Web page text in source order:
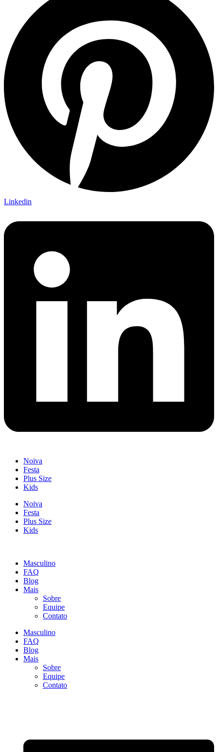
Linkedin
Noiva
Festa
Plus Size
Kids
Noiva
Festa
Plus Size
Kids
Masculino
FAQ
Blog
Mais
Sobre
Equipe
Contato
Masculino
FAQ
Blog
Mais
Sobre
Equipe
Contato